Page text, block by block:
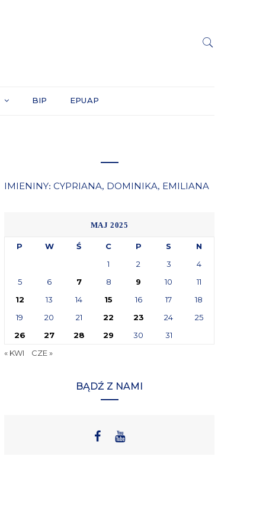
BIP EPUAP
IMIENINY: CYPRIANA, DOMINIKA, EMILIANA
MAJ 2025
P W Ś C P S
N
1
2 3
4
5
6 7 8 9 10
11
12
13 14 15 16 17
18
19
20 21 22 23 24
25
26
27 28 29 30
31
« KWI
CZE »
BĄDŹ Z NAMI